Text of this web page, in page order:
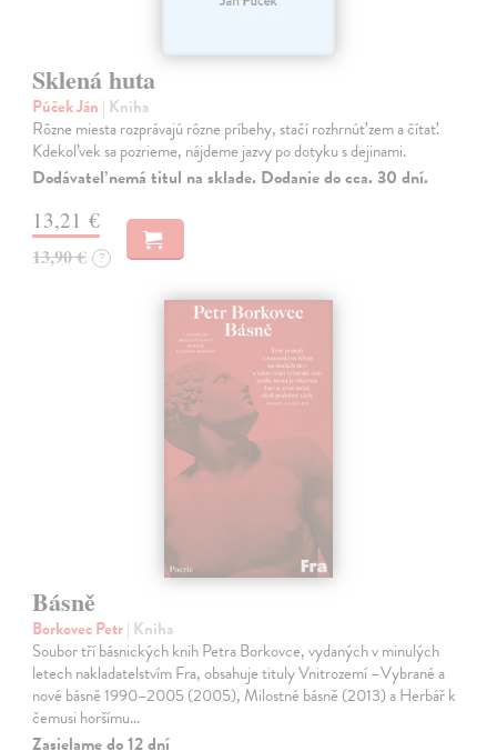
Sklená huta
Púček Ján | Kniha
Rôzne miesta rozprávajú rôzne príbehy, stačí rozhrnúť zem a čítať.
Kdekoľvek sa pozrieme, nájdeme jazvy po dotyku s dejinami.
Dodávateľ nemá titul na sklade. Dodanie do cca. 30 dní.
13,21 €
13,90 € ?
Básně
Borkovec Petr| Kniha
Soubor tří básnických knih Petra Borkovce, vydaných v minulých
letech nakladatelstvím Fra, obsahuje tituly Vnitrozemí –Vybrané a
nové básně 1990–2005 (2005), Milostné básně (2013) a Herbář k
čemusi horšímu…
Zasielame do 12 dní